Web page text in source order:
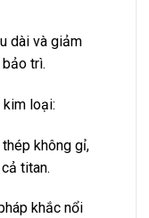
dài và giảm
trì.
kim loại:
không gỉ,
titan.
khắc nổi